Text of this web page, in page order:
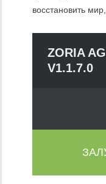
восстановить
ZORIA
V1.1.7.0